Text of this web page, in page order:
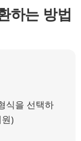
하는 방법
식을 선택하
)